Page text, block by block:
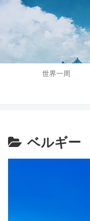
世界一周
ベルギー